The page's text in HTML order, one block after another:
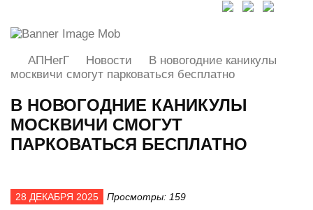
АПНегГ Новости
В новогодние каникулы
москвичи смогут парковаться бесплатно
В НОВОГОДНИЕ КАНИКУЛЫ
МОСКВИЧИ СМОГУТ
ПАРКОВАТЬСЯ БЕСПЛАТНО
28 ДЕКАБРЯ 2025 Просмотры: 159